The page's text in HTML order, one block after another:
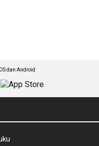
dan Android